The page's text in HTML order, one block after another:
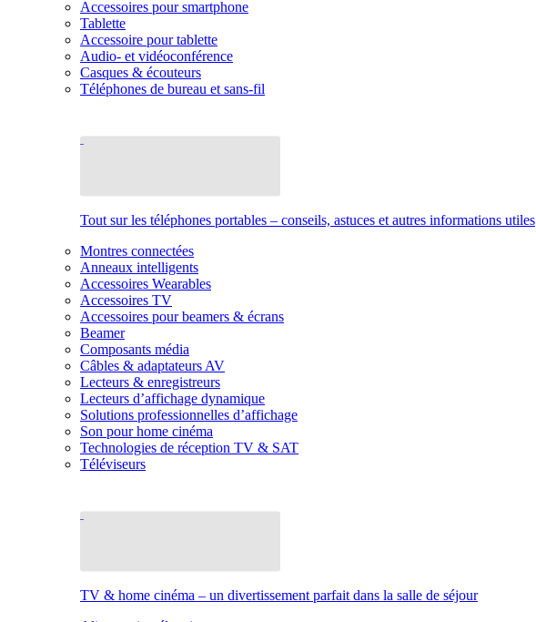
Accessoires pour smartphone
Tablette
Accessoire pour tablette
Audio- et vidéoconférence
Casques & écouteurs
Téléphones de bureau et sans-fil
Tout sur les téléphones portables – conseils, astuces et autres informations utiles
Montres connectées
Anneaux intelligents
Accessoires Wearables
Accessoires TV
Accessoires pour beamers & écrans
Beamer
Composants média
Câbles & adaptateurs AV
Lecteurs & enregistreurs
Lecteurs d’affichage dynamique
Solutions professionnelles d’affichage
Son pour home cinéma
Technologies de réception TV & SAT
Téléviseurs
TV & home cinéma – un divertissement parfait dans la salle de séjour